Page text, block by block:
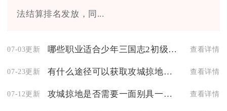
法结算排名发放，同...
07-03更新 哪些职业适合少年三国志2初级阵容 查看详情
07-23更新 有什么途径可以获取攻城掠地斩杀石进化卷 查看详情
07-12更新 攻城掠地是否需要一面别具一格的旗帜来鼓舞士气 查看详情